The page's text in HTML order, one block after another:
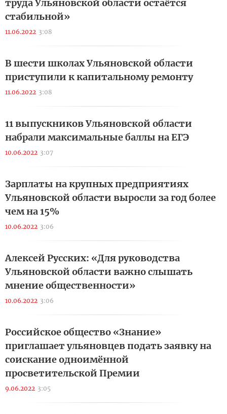
труда Ульяновской области остаётся
стабильной»
11.06.2022 3:08
В шести школах Ульяновской области
приступили к капитальному ремонту
11.06.2022 3:08
11 выпускников Ульяновской области
набрали максимальные баллы на ЕГЭ
10.06.2022 3:07
Зарплаты на крупных предприятиях
Ульяновской области выросли за год более
чем на 15%
10.06.2022 3:06
Алексей Русских: «Для руководства
Ульяновской области важно слышать
мнение общественности»
10.06.2022 3:06
Российское общество «Знание»
приглашает ульяновцев подать заявку на
соискание одноимённой
просветительской Премии
9.06.2022 3:05